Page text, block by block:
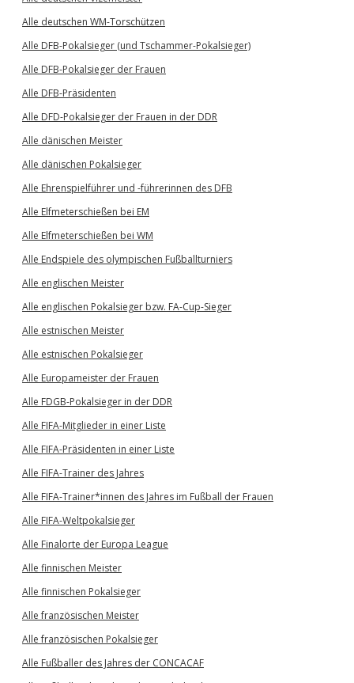
Alle deutschen WM-Torschützen
Alle DFB-Pokalsieger (und Tschammer-Pokalsieger)
Alle DFB-Pokalsieger der Frauen
Alle DFB-Präsidenten
Alle DFD-Pokalsieger der Frauen in der DDR
Alle dänischen Meister
Alle dänischen Pokalsieger
Alle Ehrenspielführer und -führerinnen des DFB
Alle Elfmeterschießen bei EM
Alle Elfmeterschießen bei WM
Alle Endspiele des olympischen Fußballturniers
Alle englischen Meister
Alle englischen Pokalsieger bzw. FA-Cup-Sieger
Alle estnischen Meister
Alle estnischen Pokalsieger
Alle Europameister der Frauen
Alle FDGB-Pokalsieger in der DDR
Alle FIFA-Mitglieder in einer Liste
Alle FIFA-Präsidenten in einer Liste
Alle FIFA-Trainer des Jahres
Alle FIFA-Trainer*innen des Jahres im Fußball der Frauen
Alle FIFA-Weltpokalsieger
Alle Finalorte der Europa League
Alle finnischen Meister
Alle finnischen Pokalsieger
Alle französischen Meister
Alle französischen Pokalsieger
Alle Fußballer des Jahres der CONCACAF